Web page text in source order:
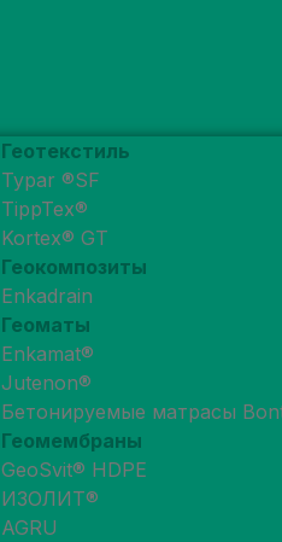
Геотекстиль
Typar ®SF
TippTex®
Kortex® GT
Геокомпозиты
Enkadrain
Геоматы
Enkamat®
Jutenon®
Бетонируемые матрасы
Геомембраны
GeoSvit® HDPE
ИЗОЛИТ®
AGRU